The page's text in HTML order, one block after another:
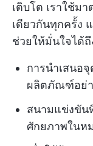
เติบโต เราใช้ม
เดียวกันทุกครั้ง
ช่วยให้มั่นใจได้ถึ
การนำเสนอ
ผลิตภัณฑ์อย่า
สนามแข่งขัน
ศักยภาพในห